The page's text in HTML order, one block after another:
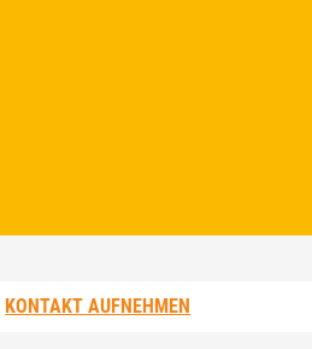
KONTAKT AUFNEHMEN